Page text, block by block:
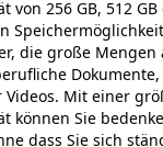
von 256 GB, 512
die große Mengen
Videos. Mit einer
können Sie
dass Sie sich